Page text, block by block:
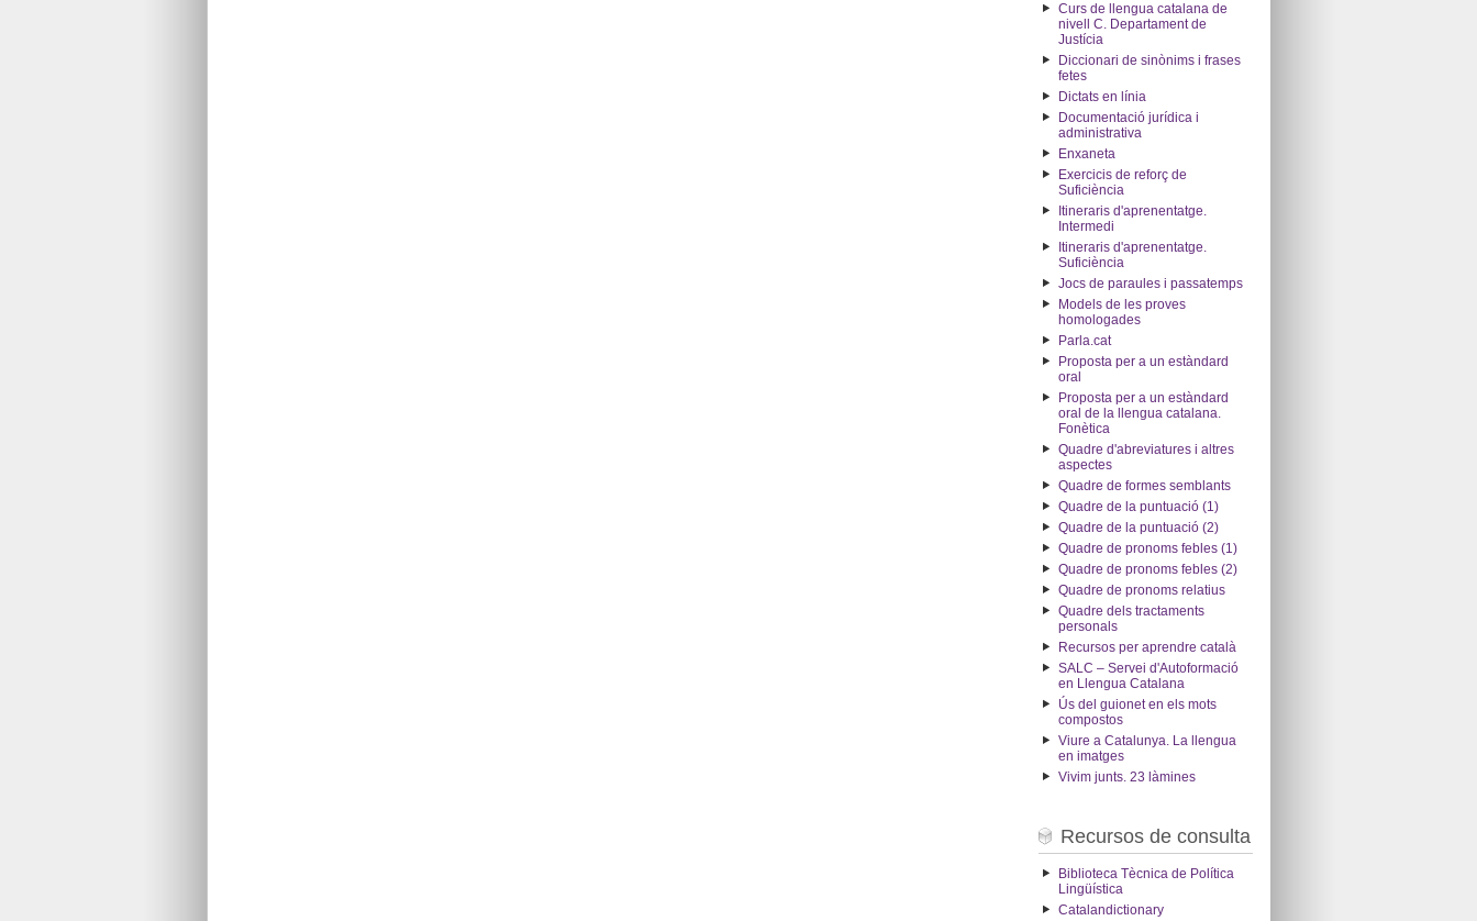
Curs de llengua catalana de
nivell C. Departament de
Justícia
Diccionari de sinònims i frases
fetes
Dictats en línia
Documentació jurídica i
administrativa
Enxaneta
Exercicis de reforç de
Suficiència
Itineraris d'aprenentatge.
Intermedi
Itineraris d'aprenentatge.
Suficiència
Jocs de paraules i passatemps
Models de les proves
homologades
Parla.cat
Proposta per a un estàndard
oral
Proposta per a un estàndard
oral de la llengua catalana.
Fonètica
Quadre d'abreviatures i altres
aspectes
Quadre de formes semblants
Quadre de la puntuació (1)
Quadre de la puntuació (2)
Quadre de pronoms febles (1)
Quadre de pronoms febles (2)
Quadre de pronoms relatius
Quadre dels tractaments
personals
Recursos per aprendre català
SALC – Servei d'Autoformació
en Llengua Catalana
Ús del guionet en els mots
compostos
Viure a Catalunya. La llengua
en imatges
Vivim junts. 23 làmines
Recursos de consulta
Biblioteca Tècnica de Política
Lingüística
Catalandictionary